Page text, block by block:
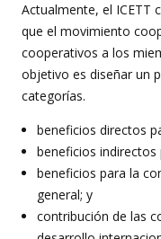
Actualmente, el ICETT
que el movimiento
cooperativos a los
objetivo es diseñar un
categorías.
beneficios directos
beneficios
beneficios para la
general; y
contribución de las